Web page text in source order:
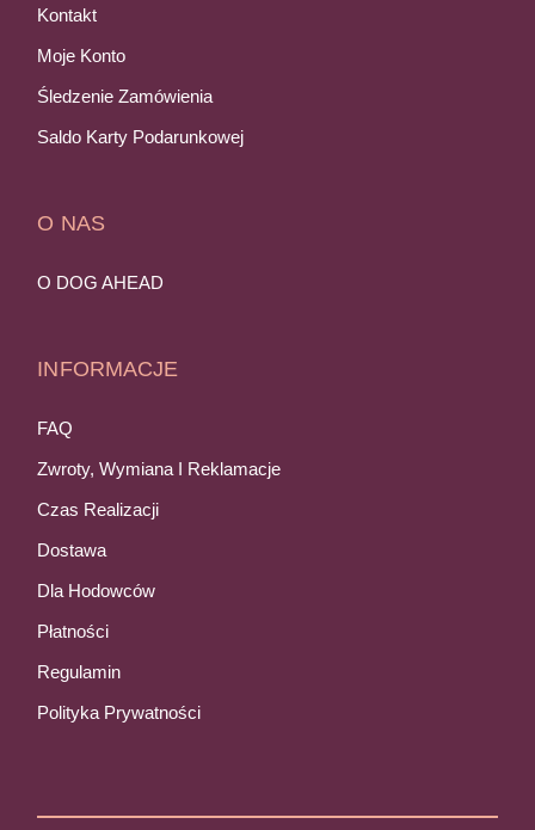
Kontakt
Moje Konto
Śledzenie Zamówienia
Saldo Karty Podarunkowej
O NAS
O DOG AHEAD
INFORMACJE
FAQ
Zwroty, Wymiana I Reklamacje
Czas Realizacji
Dostawa
Dla Hodowców
Płatności
Regulamin
Polityka Prywatności